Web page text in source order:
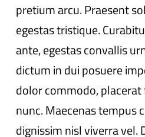
pretium arcu. Praesent
egestas tristique.
ante, egestas convallis
dictum in dui posuere
dolor commodo,
nunc. Maecenas tempus
dignissim nisl viverra vel.